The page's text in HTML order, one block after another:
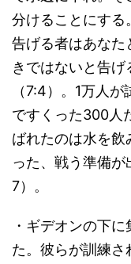
分けることにする
告げる者はあなた
きではないと告げ
（7:4）。1万人
ですくった300人
ばれたのは水を
った、戦う準備
7）。
・ギデオンの下
た。彼らが訓練さ